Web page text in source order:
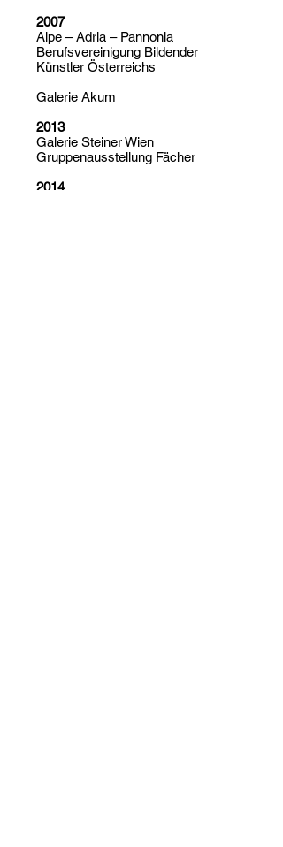
2007
Alpe – Adria – Pannonia
Berufsvereinigung Bildender
Künstler Österreichs
Galerie Akum
2013
Galerie Steiner Wien
Gruppenausstellung Fächer
2014